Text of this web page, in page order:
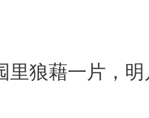
狼藉一片，明